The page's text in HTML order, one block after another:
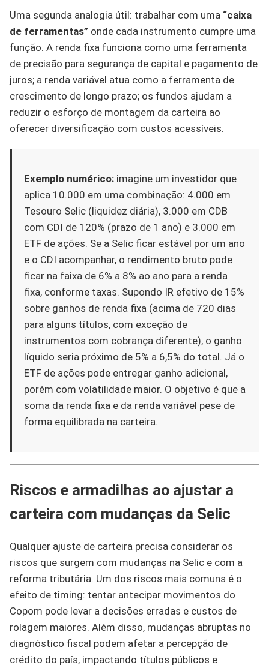
Uma segunda analogia útil: trabalhar com uma “caixa
de ferramentas” onde cada instrumento cumpre uma
função. A renda fixa funciona como uma ferramenta
de precisão para segurança de capital e pagamento de
juros; a renda variável atua como a ferramenta de
crescimento de longo prazo; os fundos ajudam a
reduzir o esforço de montagem da carteira ao
oferecer diversificação com custos acessíveis.
Exemplo numérico: imagine um investidor que
aplica 10.000 em uma combinação: 4.000 em
Tesouro Selic (liquidez diária), 3.000 em CDB
com CDI de 120% (prazo de 1 ano) e 3.000 em
ETF de ações. Se a Selic ficar estável por um ano
e o CDI acompanhar, o rendimento bruto pode
ficar na faixa de 6% a 8% ao ano para a renda
fixa, conforme taxas. Supondo IR efetivo de 15%
sobre ganhos de renda fixa (acima de 720 dias
para alguns títulos, com exceção de
instrumentos com cobrança diferente), o ganho
líquido seria próximo de 5% a 6,5% do total. Já o
ETF de ações pode entregar ganho adicional,
porém com volatilidade maior. O objetivo é que a
soma da renda fixa e da renda variável pese de
forma equilibrada na carteira.
Riscos e armadilhas ao ajustar a
carteira com mudanças da Selic
Qualquer ajuste de carteira precisa considerar os
riscos que surgem com mudanças na Selic e com a
reforma tributária. Um dos riscos mais comuns é o
efeito de timing: tentar antecipar movimentos do
Copom pode levar a decisões erradas e custos de
rolagem maiores. Além disso, mudanças abruptas no
diagnóstico fiscal podem afetar a percepção de
crédito do país, impactando títulos públicos e